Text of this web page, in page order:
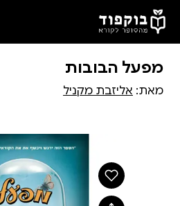
דלג לתוכן הראשי
מפעל הבובות
מאת: אליזבת מקניל